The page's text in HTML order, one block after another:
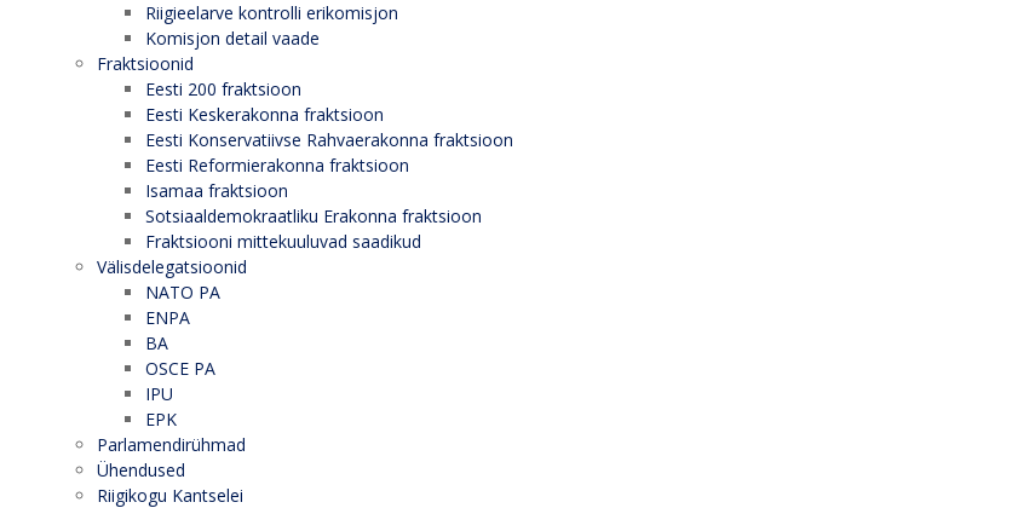
Riigieelarve kontrolli erikomisjon
Komisjon detail vaade
Fraktsioonid
Eesti 200 fraktsioon
Eesti Keskerakonna fraktsioon
Eesti Konservatiivse Rahvaerakonna fraktsioon
Eesti Reformierakonna fraktsioon
Isamaa fraktsioon
Sotsiaaldemokraatliku Erakonna fraktsioon
Fraktsiooni mittekuuluvad saadikud
Välisdelegatsioonid
NATO PA
ENPA
BA
OSCE PA
IPU
EPK
Parlamendirühmad
Ühendused
Riigikogu Kantselei